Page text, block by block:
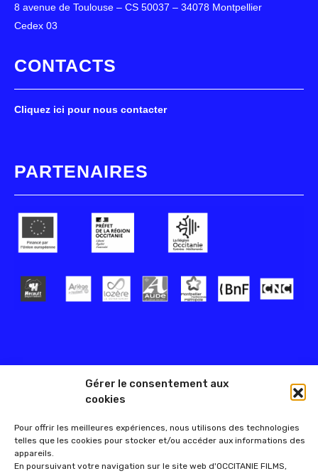
Gérer le consentement aux
cookies
Pour offrir les meilleures expériences, nous utilisons des technologies
telles que les cookies pour stocker et/ou accéder aux informations des
appareils.
En poursuivant votre navigation sur le site web d'OCCITANIE FILMS,
8 avenue de Toulouse – CS 50037 – 34078 Montpellier
Cedex 03
CONTACTS
Cliquez ici pour nous contacter
PARTENAIRES